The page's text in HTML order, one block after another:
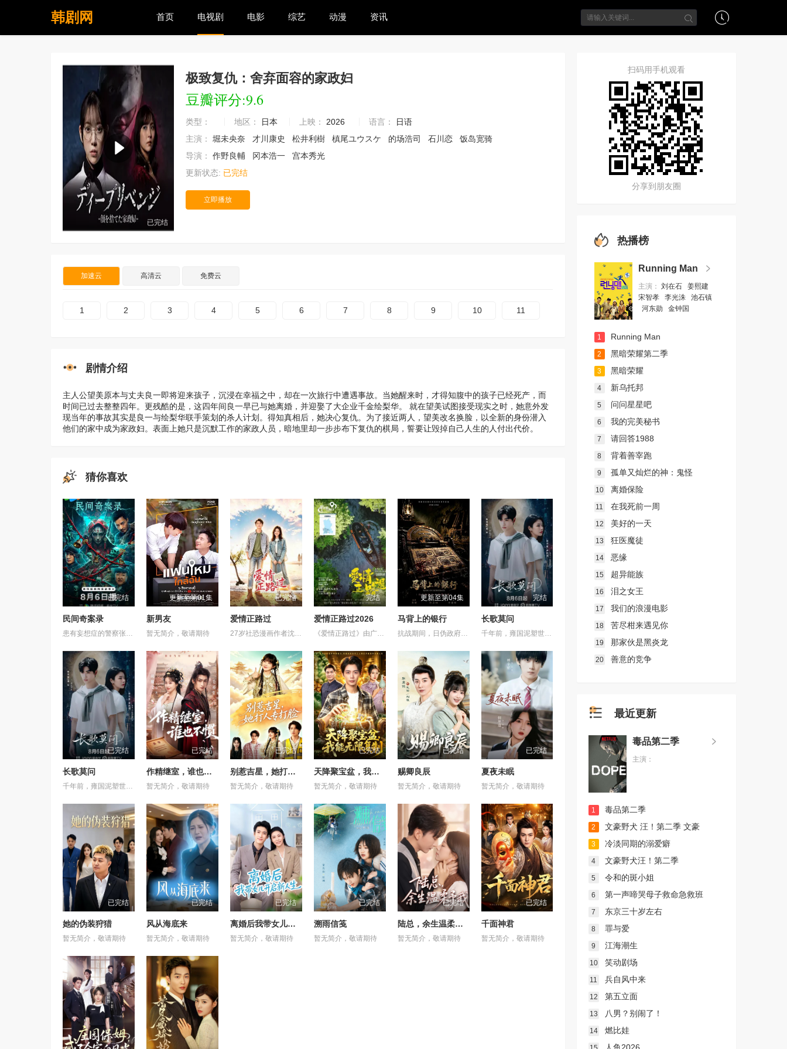
韩剧网 首页 电视剧 电影 综艺 动漫 资讯
已完结
极致复仇：舍弃面容的家政妇
豆瓣评分:9.6
类型： 地区： 日本 上映： 2026 语言：
日语
主演：
堀未央奈 才川康史 松井利樹 槙尾ユウスケ 的场浩司 石川恋
饭岛宽骑
导演：
作野良輔 冈本浩一
宫本秀光
更新状态: 已完结
立即播放
加速云 高清云 免费云
1 2 3 4 5 6 7 8 9 10 11
剧情介绍
主人公望美原本与丈夫良一即将迎来孩子，沉浸在幸福之中，却在一次旅行中遭遇事故。当她醒来时，才得知腹中的孩子已经死产，而
时间已过去整整四年。更残酷的是，这四年间良一早已与她离婚，并迎娶了大企业千金绘梨华。 就在望美试图接受现实之时，她意外发
现当年的事故其实是良一与绘梨华联手策划的杀人计划。得知真相后，她决心复仇。为了接近两人，望美改名换脸，以全新的身份潜入
他们的家中成为家政妇。表面上她只是沉默工作的家政人员，暗地里却一步步布下复仇的棋局，誓要让毁掉自己人生的人付出代价。
猜你喜欢
已完结
民间奇案录
患有妄想症的警察张天盛遇上一起离奇的神像杀人事件，勘案过程中，牵引出“婴胎报仇”，“娘娘索命”等一连串妖异事件，张天盛虽被种种诡怪幻象阻碍，却坚信这是藏在迷信后的人为诡计，勇于向封建传统宣战，敢于破除流传已久的迷信糟粕，最终，在战胜妄想症的同时，成功还原真相，伸张正义。
更新至第01集
新男友
暂无简介，敬请期待
已完结
爱情正路过
27岁社恐漫画作者沈筱兮遭遇创作危机与健康难题，身心陷入低谷，独自前往昆明开启告别之旅。途中她遇见热忱善良的彝族巴士司机木萨，春城美景、浓郁民族风情与木萨长久的陪伴，慢慢抚平她内心阴霾，唤醒创作灵感。她以二人相遇为蓝本创作漫画《爱情正路过》，在现实与笔下故事交织间完成自我救赎。剧集融合彝绣、扎染等云南非遗，聚焦心理困境、职业焦虑等现实话题，跳出俗套甜宠叙事，传递自愈重生的力量，入选“跟着微短剧去旅行”推荐剧目。
完结
爱情正路过2026
《爱情正路过》由广东局选送，岭南文化传媒（广东）有限公司出品，10分钟*12集，取景地为云南昆明滇池、海埂大坝等，讲述了两个性格迥异、生活经历不同的都市青年男女，在昆明旅行中彼此治愈与成长的爱情故事，展现了昆明文旅、非遗、少数民族文化等元素。
更新至第04集
马背上的银行
抗战期间，日伪政府强行推广、使用由“中国准备银行”发行的伪钞货币。根据党中央指示，高景波、徐邵梁、孙希光和黄鹰等人开始筹备建立冀南银行，手艺人张宝田在共产党人的感召下承担起印刷冀南币的使命。1939年，冀南银行正式宣布成立，此后不断遭受到日军和国民党反动派的阻挠镇压和围剿，邢台人民为了保护冀南银行付出了英勇牺牲。冀南银行的同志们在邢台人民的帮助下一次次瓦解了日军的阴谋，他们用生命保护银行资产，在烽火硝烟中坚持开展业务，在这场金融战争中取得了胜利。
完结
长歌莫问
千年前，雍国泥塑世家楚门因进贡的“十二生肖”离奇流血炸裂，惨遭满门流放，楚父以死鸣冤。楚家大小姐楚梓鸢带着滔天恨意，在屠刀落地的瞬间，灵魂跨越千年，附身到了与她容貌一模一样的女大学生——楚长歌的身上。命运的齿轮再次转动... 重生后，她惊觉现任男友陈莫问竟与前世仇人南辰面貌如一。面对这张令她切齿又心动的“仇人脸”，楚梓鸢在复仇执念与现实温情间反复横跳，与陈莫问展开了一段亦敌亦友、极限拉扯的宿命羁绊。 与此同时，围绕楚门遗作“泥塑坐虎”的夺宝大战爆发，各方势力意图夺取其中暗藏的密集《天工开物》。在阴谋环伺的全国泥塑大赛中，面对对手的投毒陷害与技术封锁，楚长歌与陈莫问最终放下成见，携手破局。他们利用硬核化学原理强势拆穿延续千年的“流血”骗局，在惊险的博弈中不仅守护了家族命脉，更揭开了当年背叛背后的深情真相。最终，这份执念化为大爱，楚门非遗技艺在两人的共同守护下，跨越千年焕发出全新生机。
已完结
长歌莫问
已完结
作精继室，谁也不惯
暂无简介，敬请期待
已完结
别惹吉星，她打人专打脸
暂无简介，敬请期待
已完结
天降聚宝盆，我能无限复制
暂无简介，敬请期待
已完结
赐卿良辰
暂无简介，敬请期待
已完结
夏夜未眠
暂无简介，敬请期待
已完结
她的伪装狩猎
暂无简介，敬请期待
已完结
风从海底来
暂无简介，敬请期待
已完结
离婚后我带女儿开启新人生
暂无简介，敬请期待
已完结
溯雨信笺
暂无简介，敬请期待
已完结
陆总，余生温柔予我
暂无简介，敬请期待
已完结
千面神君
暂无简介，敬请期待
扫码用手机观看
分享到朋友圈
热播榜
Running Man
主演： 刘在石
姜熙建
宋智孝
李光洙
池石镇
河东勋
金钟国
1 Running Man
2 黑暗荣耀第二季
3 黑暗荣耀
4 新乌托邦
5 问问星星吧
6 我的完美秘书
7 请回答1988
8 背着善宰跑
9 孤单又灿烂的神：鬼怪
10 离婚保险
11 在我死前一周
12 美好的一天
13 狂医魔徒
14 恶缘
15 超异能族
16 泪之女王
17 我们的浪漫电影
18 苦尽柑来遇见你
19 那家伙是黑炎龙
20 善意的竞争
最近更新
毒品第二季
主演：
1 毒品第二季
2 文豪野犬 汪！第二季 文豪
3 冷淡同期的溺爱癖
4 文豪野犬汪！第二季
5 令和的斑小姐
6 第一声啼哭母子救命急救班
7 东京三十岁左右
8 罪与爱
9 江海潮生
10 笑动剧场
11 兵自风中来
12 第五立面
13 八男？别闹了！
14 燃比娃